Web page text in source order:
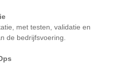
met testen, validatie en
de bedrijfsvoering.